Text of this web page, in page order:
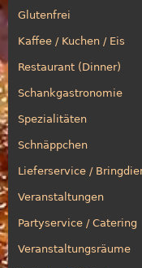
Glutenfrei
Kaffee / Kuchen / Eis
Restaurant (Dinner)
Schankgastronomie
Spezialitäten
Schnäppchen
Lieferservice /
Veranstaltungen
Partyservice / Catering
Veranstaltungsräume